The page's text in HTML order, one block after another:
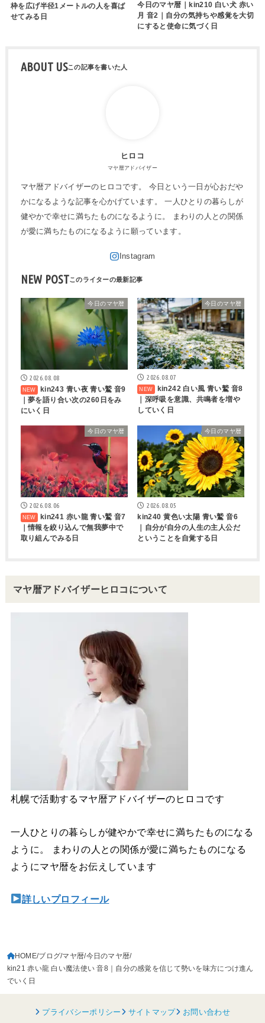
枠を広げ半径1メートルの人を喜ば
せてみる日
今日のマヤ暦｜kin210 白い犬 赤い
月 音2｜自分の気持ちや感覚を大切
にすると使命に気づく日
ABOUT US
ヒロコ
マヤ暦アドバイザー
マヤ暦アドバイザーのヒロコです。 今日という一日が心おだや
かになるような記事を心かげています。 一人ひとりの暮らしが
健やかで幸せに満ちたものになるように。 まわりの人との関係
が愛に満ちたものになるように願っています。
NEW POST
今日のマヤ暦
2026.08.08
kin243 青い夜 青い鷲 音9
｜夢を語り合い次の260日をみ
にいく日
今日のマヤ暦
2026.08.07
kin242 白い風 青い鷲 音8
｜深呼吸を意識、共鳴者を増や
していく日
今日のマヤ暦
2026.08.06
kin241 赤い龍 青い鷲 音7
｜情報を絞り込んで無我夢中で
取り組んでみる日
今日のマヤ暦
2026.08.05
kin240 黄色い太陽 青い鷲 音6
｜自分が自分の人生の主人公だ
ということを自覚する日
マヤ暦アドバイザーヒロコについて
札幌で活動するマヤ暦アドバイザーのヒロコです
一人ひとりの暮らしが健やかで幸せに満ちたものになる
ように。 まわりの人との関係が愛に満ちたものになる
ようにマヤ暦をお伝えしています
詳しいプロフィール
HOME ブログ マヤ暦 今日のマヤ暦
kin21 赤い龍 白い魔法使い 音8｜自分の感覚を信じて勢いを味方につけ進ん
でいく日
プライバシーポリシー サイトマップ お問い合わせ